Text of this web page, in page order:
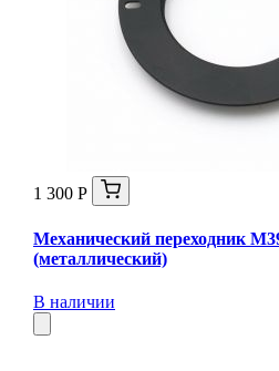
1 300 Р
Механический переходник
(металлический)
В наличии